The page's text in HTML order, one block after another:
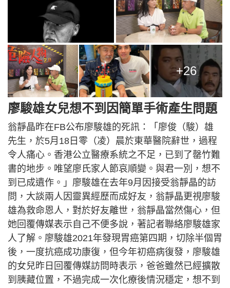
+26
廖駿雄女兒想不到因簡單手術產生問題
翁靜晶昨在FB公布廖駿雄的死訊：「廖俊（駿）雄
先生，於5月18日零（凌）晨於東華醫院辭世，過程
令人痛心。香港公立醫療系統之不足，已到了罄竹難
書的地步。唯望廖氏家人節哀順變。與君一別，想不
到已成遺作。」廖駿雄在去年9月因接受翁靜晶的訪
問，大談兩人因靈異經歷而成好友，翁靜晶更視廖駿
雄為救命恩人，對於好友離世，翁靜晶當然傷心，但
她回覆傳媒表示自己不便多說，著記者聯絡廖駿雄家
人了解。廖駿雄2021年發現胃癌第四期，切除半個胃
後，一度抗癌成功康復，但今年初癌病復發，廖駿雄
的女兒昨日回覆傳媒訪問時表示，爸爸雖然已經擴散
到胰藏位置，不過完成一次化療後情況穩定，想不到